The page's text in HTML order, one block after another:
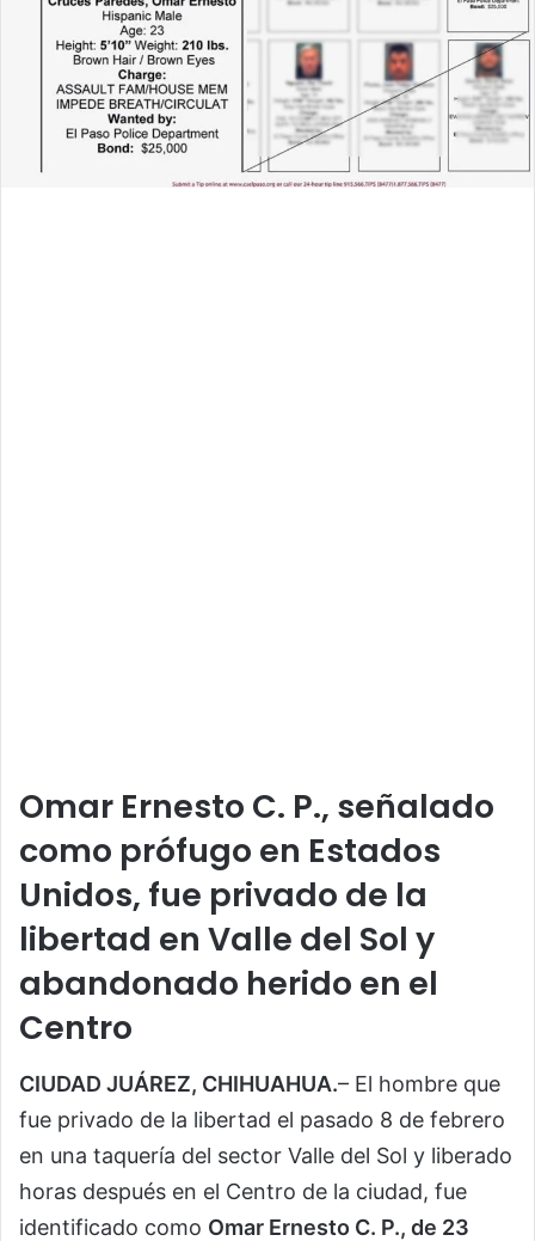
Omar Ernesto C. P., señalado
como prófugo en Estados
Unidos, fue privado de la
libertad en Valle del Sol y
abandonado herido en el
Centro
CIUDAD JUÁREZ, CHIHUAHUA.– El hombre que
fue privado de la libertad el pasado 8 de febrero
en una taquería del sector Valle del Sol y liberado
horas después en el Centro de la ciudad, fue
identificado como Omar Ernesto C. P., de 23